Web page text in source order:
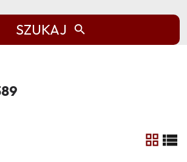
SZUKAJ
tabela